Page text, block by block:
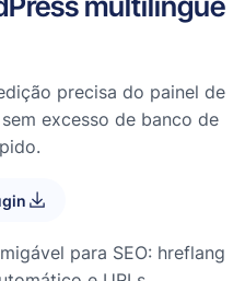
precisa do painel de
excesso de banco de
para SEO: hreflang